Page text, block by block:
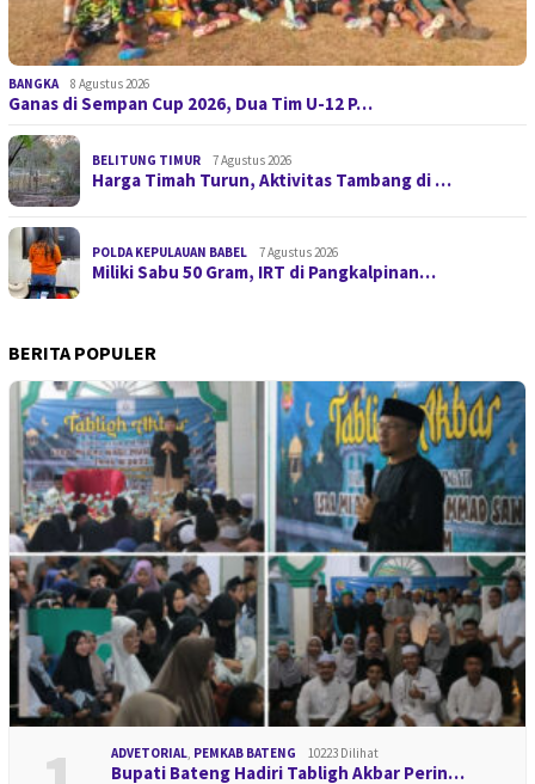
BANGKA 8 Agustus 2026
Ganas di Sempan Cup 2026, Dua Tim U-12 P…
BELITUNG TIMUR 7 Agustus 2026
Harga Timah Turun, Aktivitas Tambang di …
POLDA KEPULAUAN BABEL 7 Agustus 2026
Miliki Sabu 50 Gram, IRT di Pangkalpinan…
BERITA POPULER
ADVETORIAL, PEMKAB BATENG 10223 Dilihat
Bupati Bateng Hadiri Tabligh Akbar Perin…